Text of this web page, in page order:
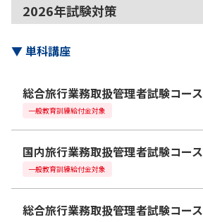
2026年試験対策
▼単科講座
総合旅行業務取扱管理者試験コース
一般教育訓練給付金対象
国内旅行業務取扱管理者試験コース
一般教育訓練給付金対象
総合旅行業務取扱管理者試験コー